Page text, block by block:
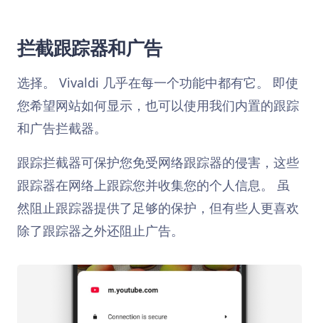
拦截跟踪器和广告
选择。 Vivaldi 几乎在每一个功能中都有它。 即使
您希望网站如何显示，也可以使用我们内置的跟踪
和广告拦截器。
跟踪拦截器可保护您免受网络跟踪器的侵害，这些
跟踪器在网络上跟踪您并收集您的个人信息。 虽
然阻止跟踪器提供了足够的保护，但有些人更喜欢
除了跟踪器之外还阻止广告。